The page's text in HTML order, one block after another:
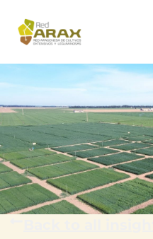
contenido